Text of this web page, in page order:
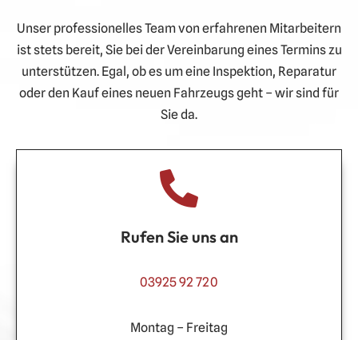
Unser professionelles Team von erfahrenen Mitarbeitern
ist stets bereit, Sie bei der Vereinbarung eines Termins zu
unterstützen. Egal, ob es um eine Inspektion, Reparatur
oder den Kauf eines neuen Fahrzeugs geht – wir sind für
Sie da.
Rufen Sie uns an
03925 92 720
Montag – Freitag